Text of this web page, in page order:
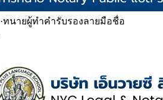
·ทนายผู้ทำคำรับรองลายมือชื่อ